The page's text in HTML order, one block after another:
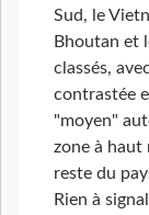
Sud, le
Bhoutan et
classés,
contrastée
"moyen"
zone à haut
reste du
Rien à